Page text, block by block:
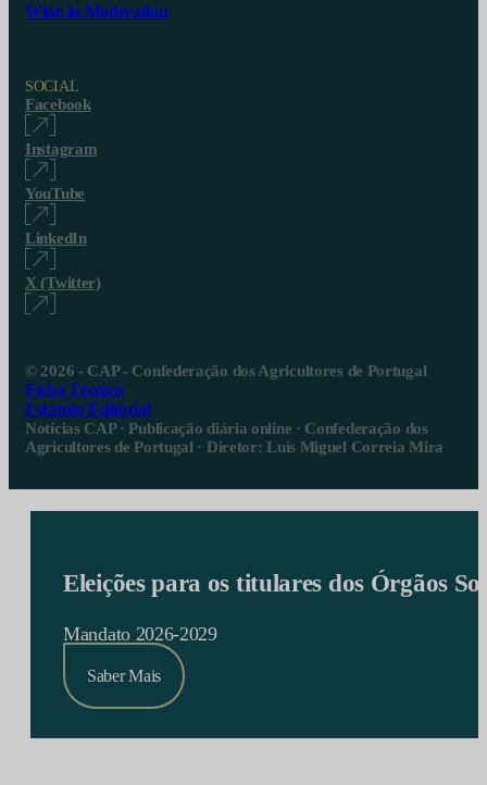
Wine in Moderation
SOCIAL
Facebook
Instagram
YouTube
LinkedIn
X (Twitter)
© 2026 - CAP - Confederação dos Agricultores de Portugal
Ficha Técnica
Estatuto Editorial
Notícias CAP · Publicação diária online · Confederação dos
Agricultores de Portugal · Diretor: Luís Miguel Correia Mira
Eleições para os titulares dos Órgãos
Mandato 2026-2029
Saber Mais